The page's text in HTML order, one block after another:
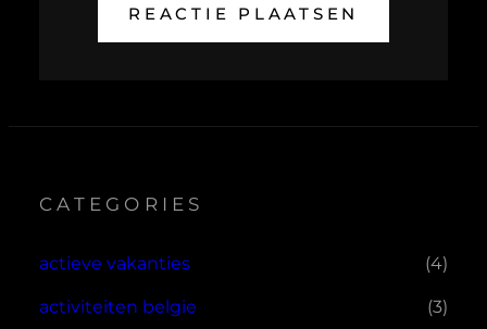
CATEGORIES
actieve vakanties (4)
activiteiten belgie (3)